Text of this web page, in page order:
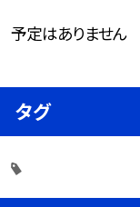
予定はありません
タグ